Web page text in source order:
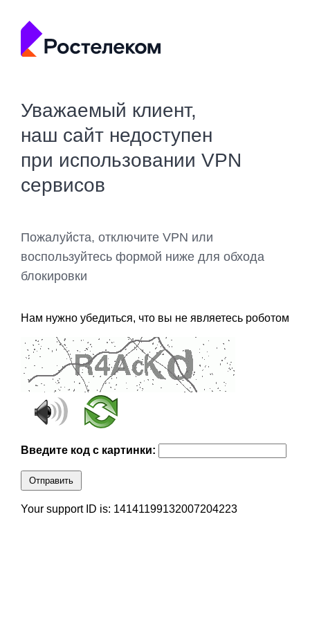
Уважаемый клиент,
наш сайт недоступен
при использовании VPN
сервисов
Пожалуйста, отключите VPN или
воспользуйтесь формой ниже для обхода
блокировки
Нам нужно убедиться, что вы не являетесь роботом
Введите код с картинки:
Отправить
Your support ID is: 14141199132007204223